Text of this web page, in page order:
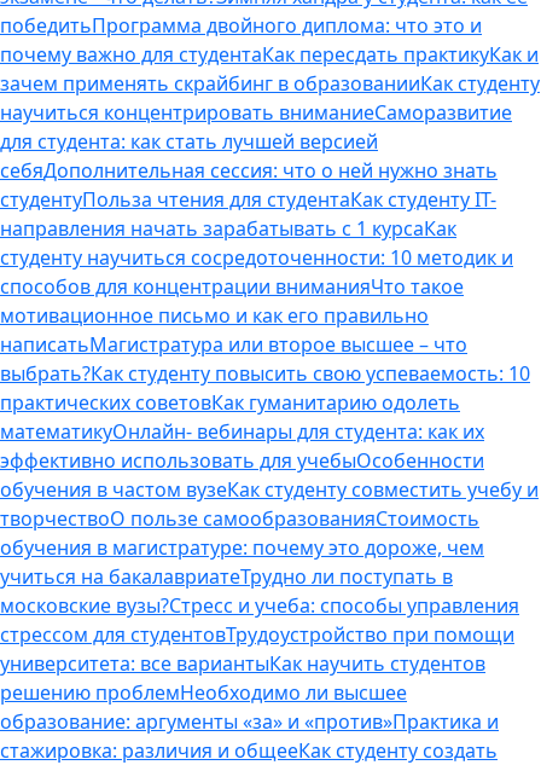
победитьПрограмма двойного диплома: что это и
почему важно для студентаКак пересдать практикуКак и
зачем применять скрайбинг в образованииКак студенту
научиться концентрировать вниманиеСаморазвитие
для студента: как стать лучшей версией
себяДополнительная сессия: что о ней нужно знать
студентуПольза чтения для студентаКак студенту IT-
направления начать зарабатывать с 1 курсаКак
студенту научиться сосредоточенности: 10 методик и
способов для концентрации вниманияЧто такое
мотивационное письмо и как его правильно
написатьМагистратура или второе высшее – что
выбрать?Как студенту повысить свою успеваемость: 10
практических советовКак гуманитарию одолеть
математикуОнлайн- вебинары для студента: как их
эффективно использовать для учебыОсобенности
обучения в частом вузеКак студенту совместить учебу и
творчествоО пользе самообразованияСтоимость
обучения в магистратуре: почему это дороже, чем
учиться на бакалавриатеТрудно ли поступать в
московские вузы?Стресс и учеба: способы управления
стрессом для студентовТрудоустройство при помощи
университета: все вариантыКак научить студентов
решению проблемНеобходимо ли высшее
образование: аргументы «за» и «против»Практика и
стажировка: различия и общееКак студенту создать